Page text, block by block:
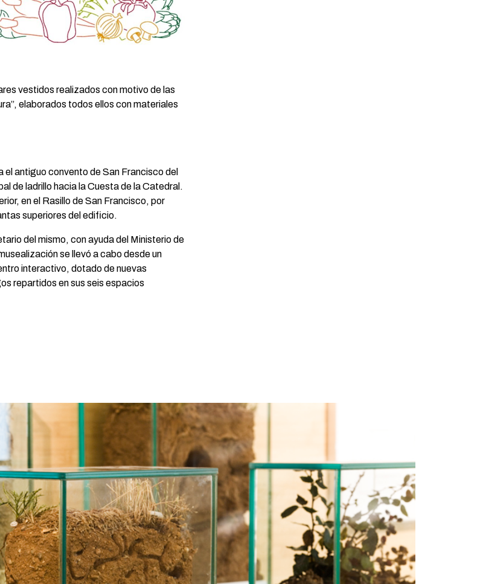
vestidos realizados con motivo de las
elaborados todos ellos con materiales
el antiguo convento de San Francisco del
de ladrillo hacia la Cuesta de la Catedral.
en el Rasillo de San Francisco, por
superiores del edificio.
del mismo, con ayuda del Ministerio de
se llevó a cabo desde un
interactivo, dotado de nuevas
repartidos en sus seis espacios